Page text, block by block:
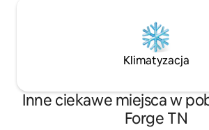
Klimatyzacja
Inne ciekawe miejsca w
Forge TN